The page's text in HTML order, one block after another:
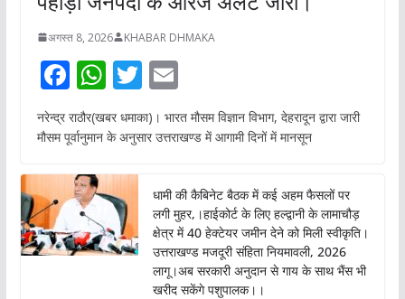
अगस्त 8, 2026 KHABAR DHMAKA
F
ac
e
o
o
k
W
h
at
A
p
p
T
w
itt
E
m
ai
नरेन्द्र राठौर(खबर धमाका)। भारत मौसम विज्ञान विभाग, देहरादून द्वारा जारी
मौसम पूर्वानुमान के अनुसार उत्तराखण्ड में आगामी दिनों में मानसून
धामी की कैबिनेट बैठक में कई अहम फैसलों पर
लगी मुहर,।हाईकोर्ट के लिए हल्द्वानी के लामाचौड़
क्षेत्र में 40 हेक्टेयर जमीन देने को मिली स्वीकृति।
उत्तराखण्ड मजदूरी संहिता नियमावली, 2026
लागू।अब सरकारी अनुदान से गाय के साथ भैंस भी
खरीद सकेंगे पशुपालक।।